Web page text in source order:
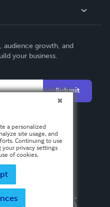
audience growth, and
your business.
Submit
& Conditions
a personalized
site usage, and
Continuing to use
privacy settings
of cookies.